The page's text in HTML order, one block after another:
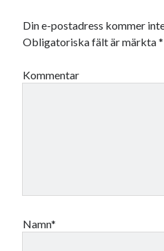
Din e-postadress kommer
Obligatoriska fält är märkta*
Kommentar
Namn*